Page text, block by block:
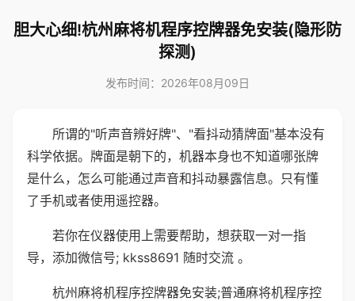
胆大心细!杭州麻将机程序控牌器免安装(隐形防
探测)
发布时间：2026年08月09日
所谓的"听声音辨好牌"、"看抖动猜牌面"基本没有
科学依据。牌面是朝下的，机器本身也不知道哪张牌
是什么，怎么可能通过声音和抖动暴露信息。只有懂
了手机或者使用遥控器。
若你在仪器使用上需要帮助，想获取一对一指
导，添加微信号; kkss8691 随时交流 。
杭州麻将机程序控牌器免安装;普通麻将机程序控